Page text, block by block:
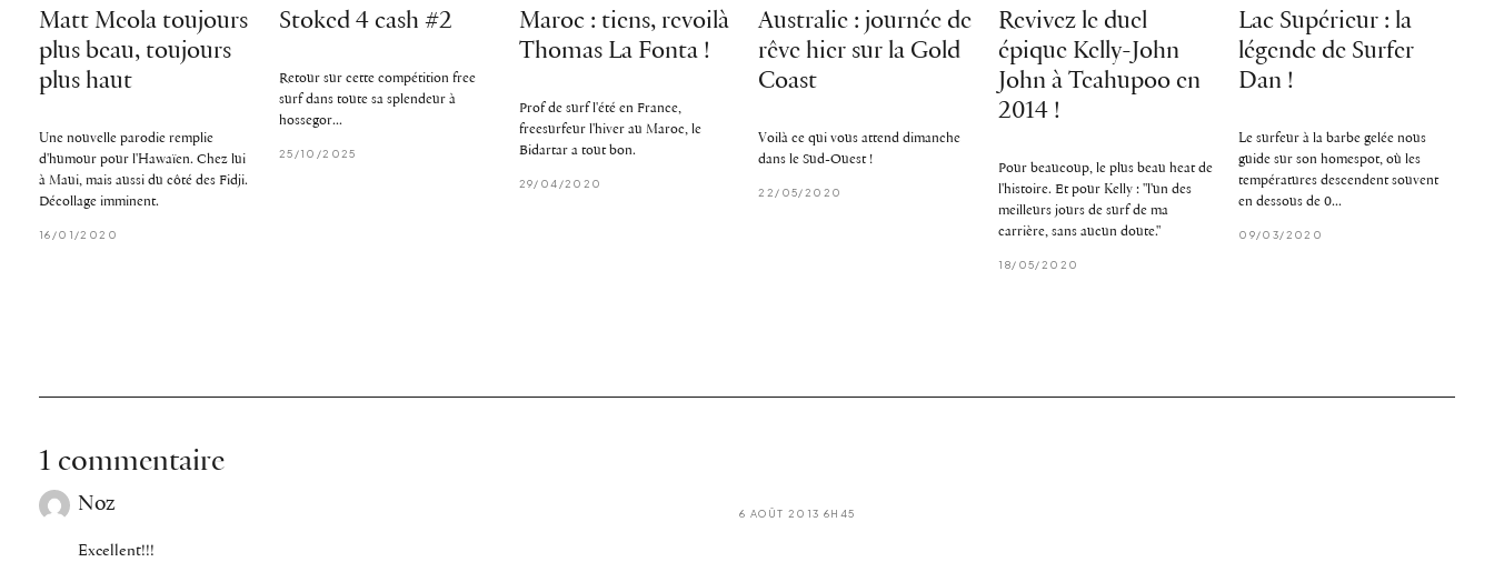
Matt Meola toujours
plus beau, toujours
plus haut
Une nouvelle parodie remplie
d'humour pour l'Hawaïen. Chez lui
à Maui, mais aussi du côté des Fidji.
Décollage imminent.
16/01/2020
Stoked 4 cash #2
Retour sur cette compétition free
surf dans toute sa splendeur à
hossegor...
25/10/2025
Maroc : tiens, revoilà
Thomas La Fonta !
Prof de surf l'été en France,
freesurfeur l'hiver au Maroc, le
Bidartar a tout bon.
29/04/2020
Australie : journée de
rêve hier sur la Gold
Coast
Voilà ce qui vous attend dimanche
dans le Sud-Ouest !
22/05/2020
Revivez le duel
épique Kelly-John
John à Teahupoo en
2014 !
Pour beaucoup, le plus beau heat de
l'histoire. Et pour Kelly : "l'un des
meilleurs jours de surf de ma
carrière, sans aucun doute."
18/05/2020
Lac Supérieur : la
légende de Surfer
Dan !
Le surfeur à la barbe gelée nous
guide sur son homespot, où les
températures descendent souvent
en dessous de 0...
09/03/2020
1 commentaire
Noz 6 AOÛT 2013 6H45
Excellent!!!